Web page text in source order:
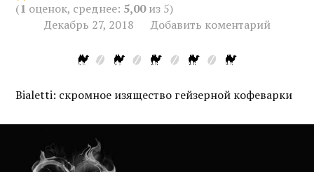
(1 оценок, среднее: 5,00из 5)
Декабрь 27, 2018
Добавить коментарий
Bialetti: скромное изящество гейзерной кофеварки